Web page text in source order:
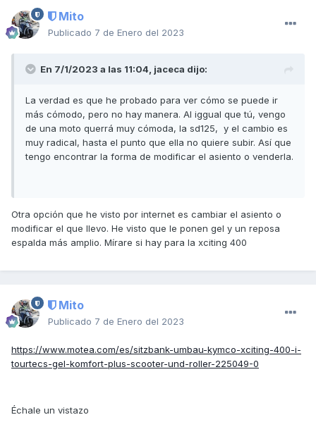
Mito
Publicado 7 de Enero del 2023
En 7/1/2023 a las 11:04, jaceca dijo:
La verdad es que he probado para ver cómo se puede ir
más cómodo, pero no hay manera. Al iggual que tú, vengo
de una moto querrá muy cómoda, la sd125, y el cambio es
muy radical, hasta el punto que ella no quiere subir. Así que
tengo encontrar la forma de modificar el asiento o venderla.
Otra opción que he visto por internet es cambiar el asiento o
modificar el que llevo. He visto que le ponen gel y un reposa
espalda más amplio. Mírare si hay para la xciting 400
Mito
Publicado 7 de Enero del 2023
https://www.motea.com/es/sitzbank-umbau-kymco-xciting-400-i-
tourtecs-gel-komfort-plus-scooter-und-roller-225049-0
Échale un vistazo